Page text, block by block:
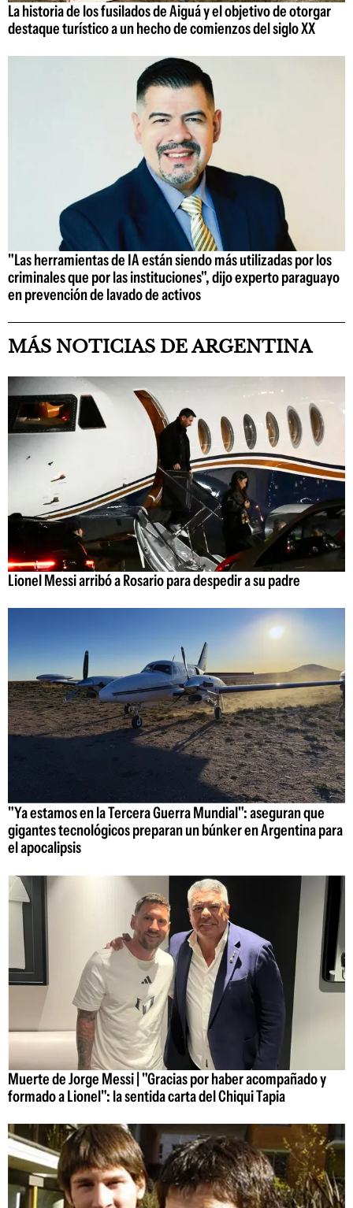
La historia de los fusilados de Aiguá y el objetivo de otorgar
destaque turístico a un hecho de comienzos del siglo XX
"Las herramientas de IA están siendo más utilizadas por los
criminales que por las instituciones", dijo experto paraguayo
en prevención de lavado de activos
MÁS NOTICIAS DE ARGENTINA
Lionel Messi arribó a Rosario para despedir a su padre
"Ya estamos en la Tercera Guerra Mundial": aseguran que
gigantes tecnológicos preparan un búnker en Argentina para
el apocalipsis
Muerte de Jorge Messi | "Gracias por haber acompañado y
formado a Lionel": la sentida carta del Chiqui Tapia